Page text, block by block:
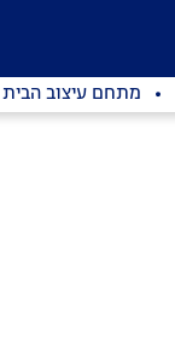
מתחם עיצוב הבית